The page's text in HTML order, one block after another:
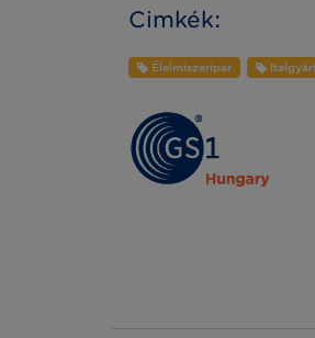
Cimkék:
Élelmiszeripar